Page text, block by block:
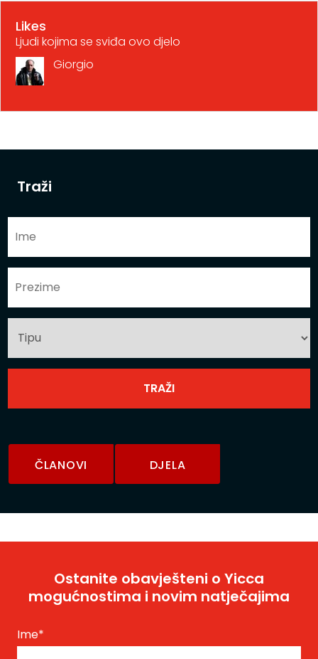
Traži
ČLANOVI DJELA
Likes
Ljudi kojima se sviđa ovo djelo
Giorgio
Ostanite obavješteni o Yicca
mogućnostima i novim natječajima
Ime*